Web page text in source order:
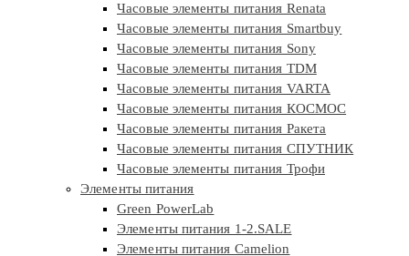
Часовые элементы питания Renata
Часовые элементы питания Smartbuy
Часовые элементы питания Sony
Часовые элементы питания TDM
Часовые элементы питания VARTA
Часовые элементы питания КОСМОС
Часовые элементы питания Ракета
Часовые элементы питания СПУТНИК
Часовые элементы питания Трофи
Элементы питания
Green PowerLab
Элементы питания 1-2.SALE
Элементы питания Camelion